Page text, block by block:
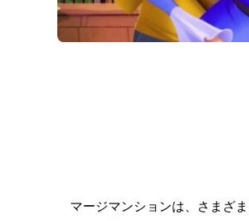
マージマンションは、さまざ